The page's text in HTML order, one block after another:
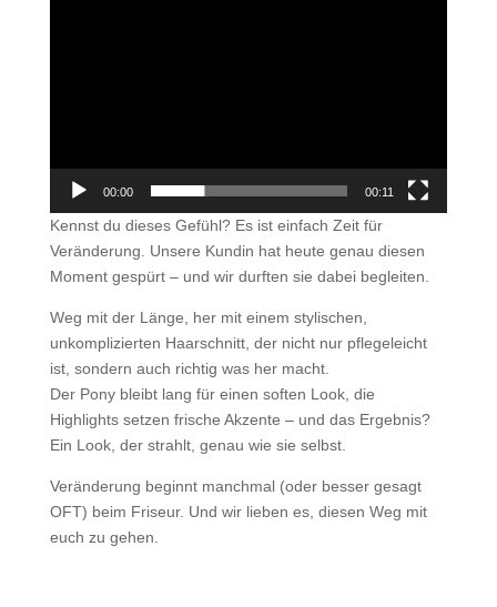
00:00 00:11
Kennst du dieses Gefühl? Es ist einfach Zeit für
Veränderung. Unsere Kundin hat heute genau diesen
Moment gespürt – und wir durften sie dabei begleiten.
Weg mit der Länge, her mit einem stylischen,
unkomplizierten Haarschnitt, der nicht nur pflegeleicht
ist, sondern auch richtig was her macht.
Der Pony bleibt lang für einen soften Look, die
Highlights setzen frische Akzente – und das Ergebnis?
Ein Look, der strahlt, genau wie sie selbst.
Veränderung beginnt manchmal (oder besser gesagt
OFT) beim Friseur. Und wir lieben es, diesen Weg mit
euch zu gehen.